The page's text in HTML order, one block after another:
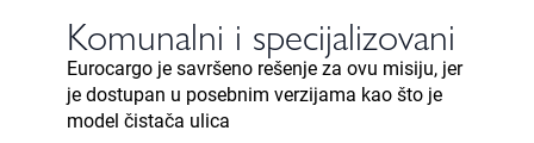
Komunalni i specijalizovani
Eurocargo je savršeno rešenje za ovu misiju, jer
je dostupan u posebnim verzijama kao što je
model čistača ulica